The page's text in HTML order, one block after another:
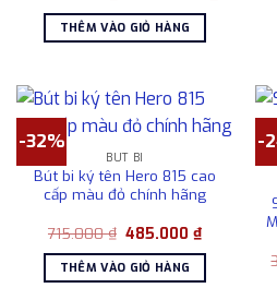
là:
2.850.000 ₫.
THÊM VÀO GIỎ HÀNG
-32%
BÚT BI
Bút bi ký tên Hero 815 cao
cấp màu đỏ chính hãng
715.000₫ Giá
là:
715.000 ₫.
485.000₫Giá
hiện
tại
485.000 ₫.
THÊM VÀO GIỎ HÀNG
-